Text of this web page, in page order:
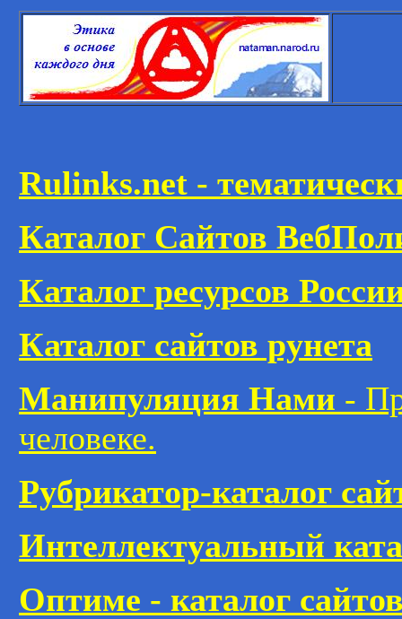
Rulinks.net -
Каталог Сайтов
Каталог ресурсов
Каталог сайтов рунета
Манипуляция Нами -
человеке.
Рубрикатор-каталог
Интеллектуальный
Оптиме - каталог